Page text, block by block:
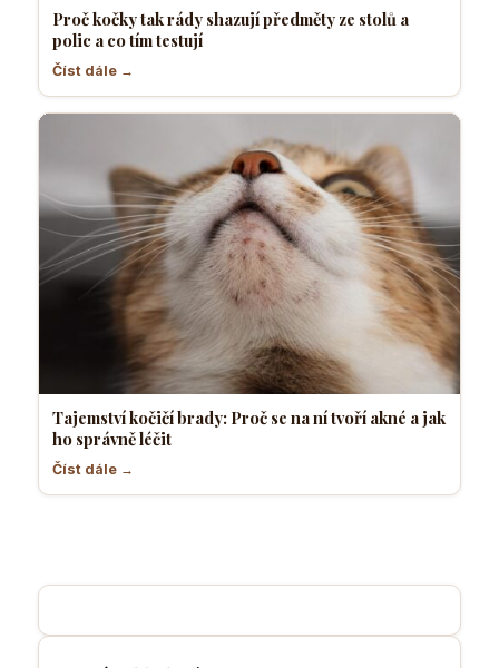
Proč kočky tak rády shazují předměty ze stolů a
polic a co tím testují
Číst dále →
Tajemství kočičí brady: Proč se na ní tvoří akné a jak
ho správně léčit
Číst dále →